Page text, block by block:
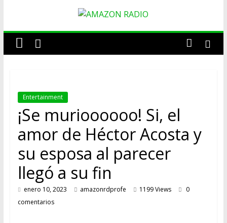
AMAZON
MUSICAL
DEL
FUTURO
Entertainment
¡Se murioooooo! Si, el
amor de Héctor Acosta y
su esposa al parecer
llegó a su fin
enero 10, 2023 amazonrdprofe 1199 Views
0
comentarios